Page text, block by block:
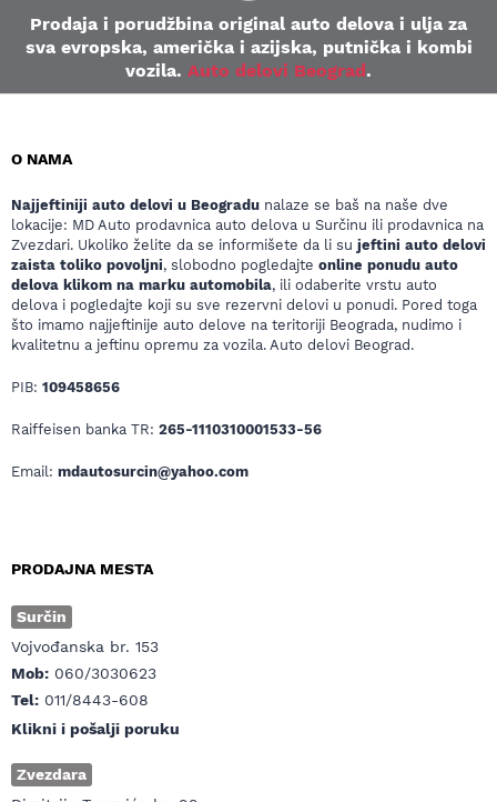
Prodaja i porudžbina original auto delova i ulja za
sva evropska, američka i azijska, putnička i kombi
vozila. Auto delovi Beograd.
O NAMA
Najjeftiniji auto delovi u Beogradu nalaze se baš na naše dve
lokacije: MD Auto prodavnica auto delova u Surčinu ili prodavnica na
Zvezdari. Ukoliko želite da se informišete da li su jeftini auto delovi
zaista toliko povoljni, slobodno pogledajte online ponudu auto
delova klikom na marku automobila, ili odaberite vrstu auto
delova i pogledajte koji su sve rezervni delovi u ponudi. Pored toga
što imamo najjeftinije auto delove na teritoriji Beograda, nudimo i
kvalitetnu a jeftinu opremu za vozila. Auto delovi Beograd.
PIB: 109458656
Raiffeisen banka TR: 265-1110310001533-56
Email: mdautosurcin@yahoo.com
PRODAJNA MESTA
Surčin
Vojvođanska br. 153
Mob: 060/3030623
Tel: 011/8443-608
Klikni i pošalji poruku
Zvezdara